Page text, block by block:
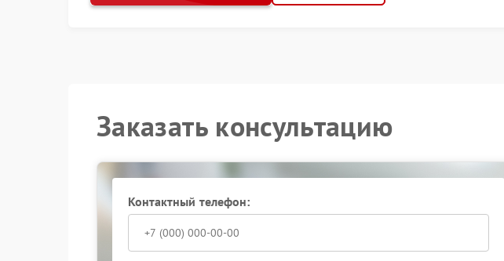
Заказать консультацию
Контактный телефон: